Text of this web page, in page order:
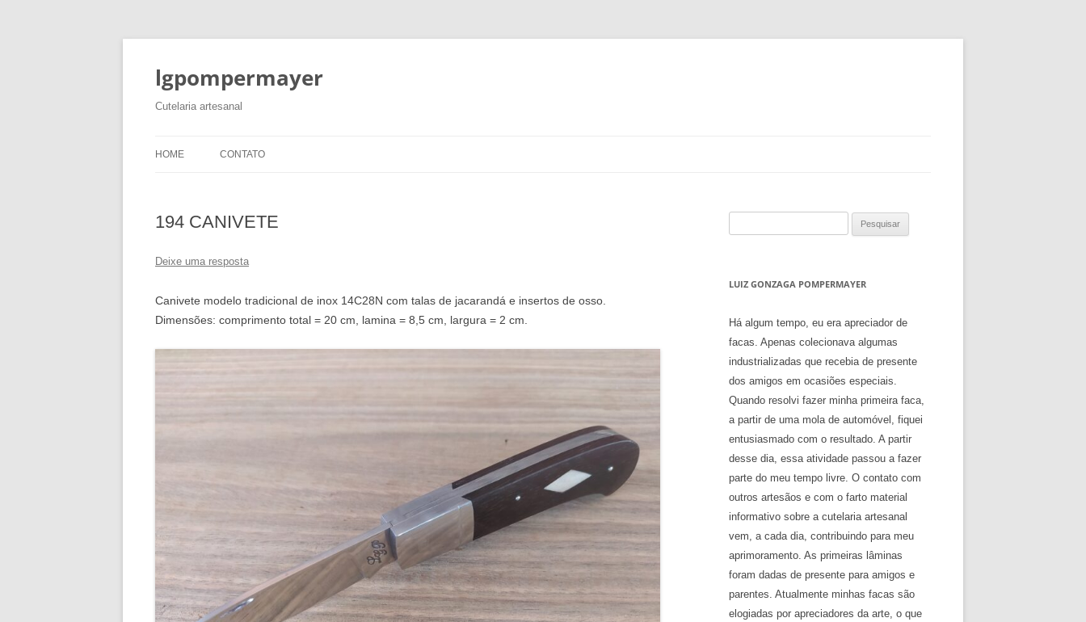
lgpompermayer
Cutelaria artesanal
HOME CONTATO
194 CANIVETE
Deixe uma resposta
Canivete modelo tradicional de inox 14C28N com talas de jacarandá e insertos de osso.
Dimensões: comprimento total = 20 cm, lamina = 8,5 cm, largura = 2 cm.
LUIZ GONZAGA POMPERMAYER
Há algum tempo, eu era apreciador de
facas. Apenas colecionava algumas
industrializadas que recebia de presente
dos amigos em ocasiões especiais.
Quando resolvi fazer minha primeira faca,
a partir de uma mola de automóvel, fiquei
entusiasmado com o resultado. A partir
desse dia, essa atividade passou a fazer
parte do meu tempo livre. O contato com
outros artesãos e com o farto material
informativo sobre a cutelaria artesanal
vem, a cada dia, contribuindo para meu
aprimoramento. As primeiras lâminas
foram dadas de presente para amigos e
parentes. Atualmente minhas facas são
elogiadas por apreciadores da arte, o que